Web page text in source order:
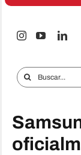
Saltar
Audio & TV
iTECNO
Buscar: